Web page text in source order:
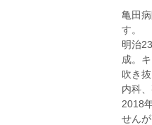
亀田
す。
明治
成。
吹き
内科
2018
せん